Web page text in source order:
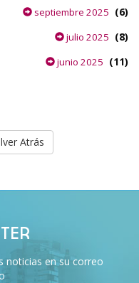
septiembre 2025 (6)
julio 2025 (8)
junio 2025 (11)
Atrás
noticias en su correo